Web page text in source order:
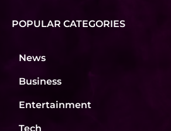
POPULAR CATEGORIES
News
Business
Entertainment
Tech